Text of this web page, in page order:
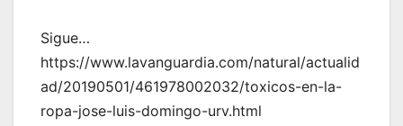
Sigue…
https://www.lavanguardia.com/natural/actualid
ad/20190501/461978002032/toxicos-en-la-
ropa-jose-luis-domingo-urv.html